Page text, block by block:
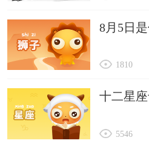
8月5日
1810
十二星
5546